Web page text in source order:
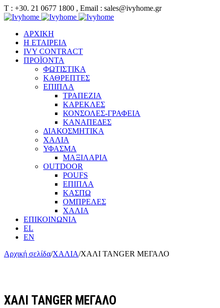
Τ : +30. 21 0677 1800 , Email : sales@ivyhome.gr
ΑΡΧΙΚΗ
Η ΕΤΑΙΡΕΙΑ
IVY CONTRACT
ΠΡΟΪΟΝΤΑ
ΦΩΤΙΣΤΙΚΑ
ΚΑΘΡΕΠΤΕΣ
ΕΠΙΠΛΑ
ΤΡΑΠΕΖΙΑ
ΚΑΡΕΚΛΕΣ
ΚΟΝΣΟΛΕΣ-ΓΡΑΦΕΙΑ
ΚΑΝΑΠΕΔΕΣ
ΔΙΑΚΟΣΜΗΤΙΚΑ
ΧΑΛΙΑ
ΥΦΑΣΜΑ
ΜΑΞΙΛΑΡΙΑ
OUTDOOR
POUFS
ΕΠΙΠΛΑ
ΚΑΣΠΩ
ΟΜΠΡΕΛΕΣ
ΧΑΛΙΑ
ΕΠΙΚΟΙΝΩΝΙΑ
EL
EN
Αρχική σελίδα/ΧΑΛΙΑ/ΧΑΛΙ TANGER ΜΕΓΑΛΟ
ΧΑΛΙ TANGER ΜΕΓΑΛΟ